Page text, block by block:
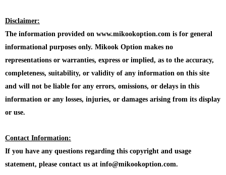
Disclaimer:
The information provided on www.mikookoption.com is for general
informational purposes only. Mikook Option makes no
representations or warranties, express or implied, as to the accuracy,
completeness, suitability, or validity of any information on this site
and will not be liable for any errors, omissions, or delays in this
information or any losses, injuries, or damages arising from its display
or use.
Contact Information:
If you have any questions regarding this copyright and usage
statement, please contact us at info@mikookoption.com.